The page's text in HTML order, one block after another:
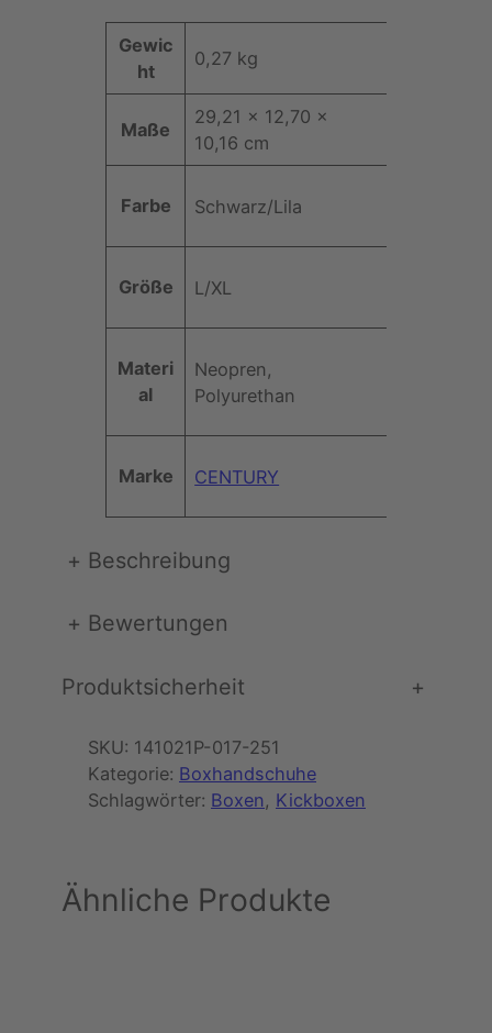
h
e
r
P
r
e
w
a
r
:
4
9
9
e
s
i
s
t
,
0
A
t
ri
t
e
rt
Gewic
ht
0,27 kg
Maße
29,21 × 12,70 ×
10,16 cm
Farbe Schwarz/Lila
Größe L/XL
Materi
al
Neopren,
Polyurethan
Marke CENTURY
+ Beschreibung
+ Bewertungen
Produktsicherheit +
SKU: 141021P-017-251
Kategorie: Boxhandschuhe
Schlagwörter: Boxen , Kickboxen
Ähnliche Produkte